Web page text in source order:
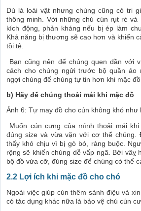
Dù là loài vật nhưng chúng cũng có tri
thông minh. Với những chú cún rụt rè
kích động, phản kháng nếu bị ép làm
Khả năng bị thương sẽ cao hơn và khiến
tồi tệ.
Bạn cũng nên để chúng quen dần với
cách cho chúng ngửi trước bộ quần áo
ngợi chúng để chúng tự tin hơn khi mặc đồ.
b) Hãy để chúng thoải mái khi mặc đồ
Ảnh 6: Tự may đồ cho cún không khó như
Muốn cún cưng của mình thoải mái
đúng size và vừa vặn với cơ thể chúng.
thấy khó chịu vì bị gò bó, ràng buộc.
rộng sẽ khiến chúng dễ vấp ngã. Bởi vâỵ
bộ đồ vừa cỡ, đúng size để chúng có thể
2.2 Lợi ích khi mặc đồ cho chó
Ngoài việc giúp cún thêm sành điệu và
có tác dụng khác nữa là bảo vệ chú cún